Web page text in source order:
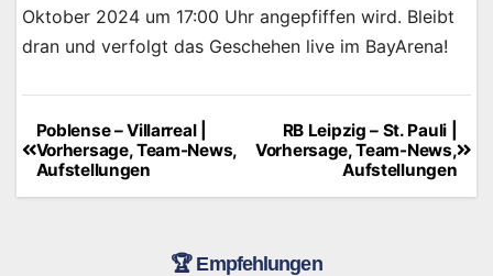
Oktober 2024 um 17:00 Uhr angepfiffen wird. Bleibt
dran und verfolgt das Geschehen live im BayArena!
Beitragsnavigation
RB Leipzig – St. Pauli |
Vorhersage, Team-News,
Aufstellungen
Poblense – Villarreal |
Vorhersage, Team-News,
Aufstellungen
🏆 Empfehlungen